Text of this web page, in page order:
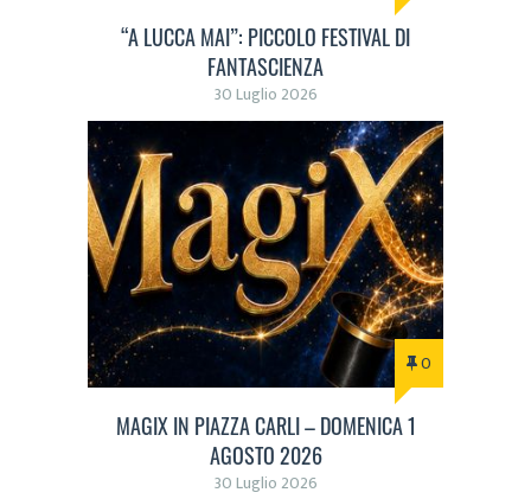
“A LUCCA MAI”: PICCOLO FESTIVAL DI
FANTASCIENZA
30 Luglio 2026
0
MAGIX IN PIAZZA CARLI – DOMENICA 1
AGOSTO 2026
30 Luglio 2026